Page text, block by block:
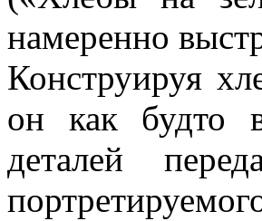
намеренно
Конструируя
он как будто
деталей